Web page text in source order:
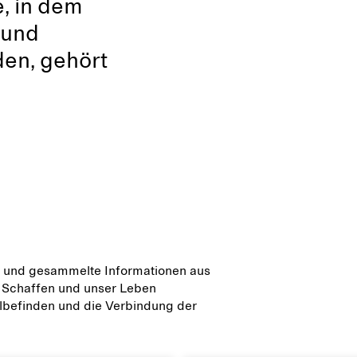
in dem
gehört
gesammelte Informationen aus
und unser Leben
und die Verbindung der